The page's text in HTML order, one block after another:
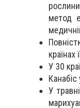
метод
У 30
У